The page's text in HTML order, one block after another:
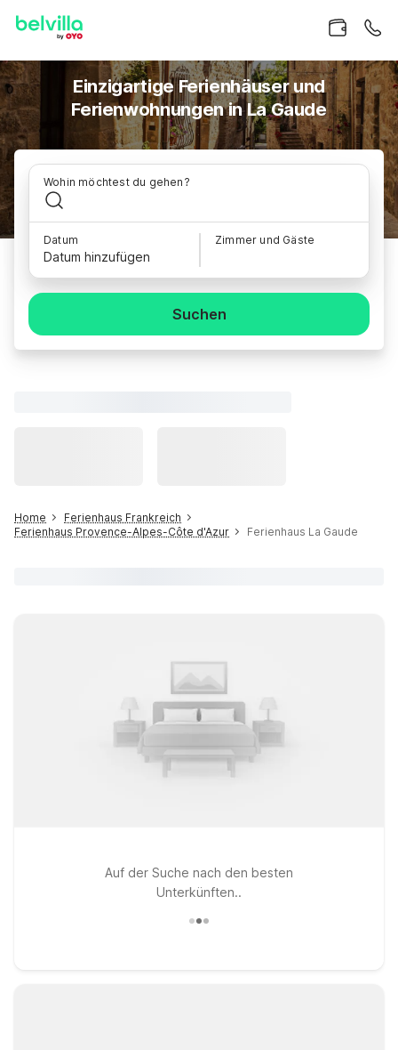
Einzigartige Ferienhäuser und
Ferienwohnungen in La Gaude
Wohin möchtest du gehen?
Datum
Datum hinzufügen
Zimmer und Gäste
Suchen
Home
Ferienhaus Frankreich
Ferienhaus Provence-Alpes-Côte d'Azur
Ferienhaus La Gaude
Auf der Suche nach den besten
Unterkünften..